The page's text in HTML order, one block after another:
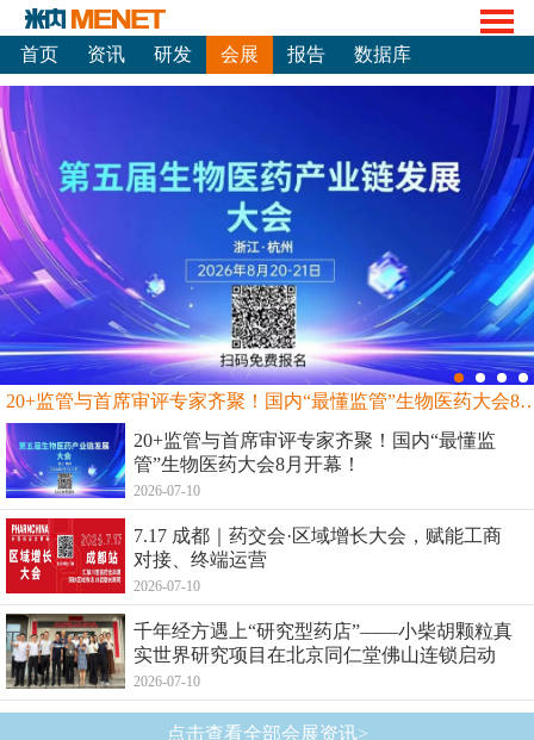
首页 资讯 研发 会展 报告 数据库
20+监管与首席审评专家齐聚！国内“最
20+监管与首席审评专家齐聚！国内“最懂监
管”生物医药大会8月开幕！
2026-07-10
7.17 成都｜药交会·区域增长大会，赋能工商
对接、终端运营
2026-07-10
千年经方遇上“研究型药店”——小柴胡颗粒真
实世界研究项目在北京同仁堂佛山连锁启动
2026-07-10
点击查看全部会展资讯>